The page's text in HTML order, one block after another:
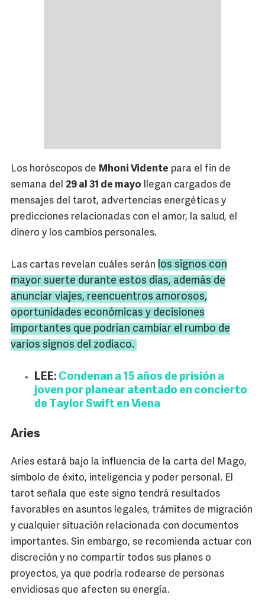
Los horóscopos de Mhoni Vidente para el fin de
semana del 29 al 31 de mayo llegan cargados de
mensajes del tarot, advertencias energéticas y
predicciones relacionadas con el amor, la salud, el
dinero y los cambios personales.
Las cartas revelan cuáles serán los signos con
mayor suerte durante estos días, además de
anunciar viajes, reencuentros amorosos,
oportunidades económicas y decisiones
importantes que podrían cambiar el rumbo de
varios signos del zodiaco.
LEE: Condenan a 15 años de prisión a
joven por planear atentado en concierto
de Taylor Swift en Viena
Aries
Aries estará bajo la influencia de la carta del Mago,
símbolo de éxito, inteligencia y poder personal. El
tarot señala que este signo tendrá resultados
favorables en asuntos legales, trámites de migración
y cualquier situación relacionada con documentos
importantes. Sin embargo, se recomienda actuar con
discreción y no compartir todos sus planes o
proyectos, ya que podría rodearse de personas
envidiosas que afecten su energía.